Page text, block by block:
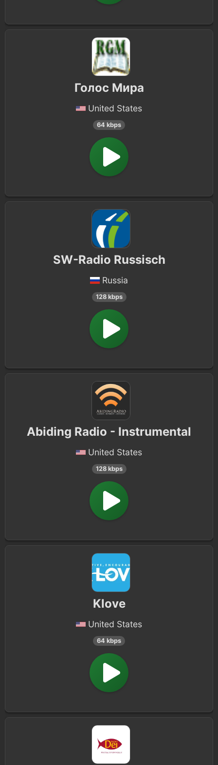
Голос Мира
United States
64 kbps
SW-Radio Russisch
Russia
128 kbps
Abiding Radio - Instrumental
United States
128 kbps
Klove
United States
64 kbps